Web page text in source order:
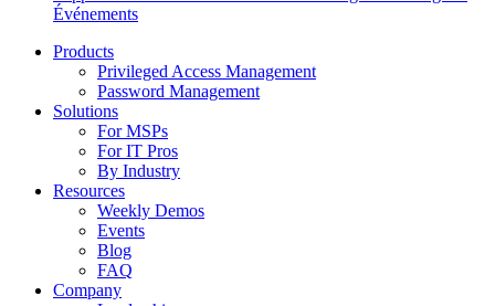
Événements
Products
Privileged Access Management
Password Management
Solutions
For MSPs
For IT Pros
By Industry
Resources
Weekly Demos
Events
Blog
FAQ
Company